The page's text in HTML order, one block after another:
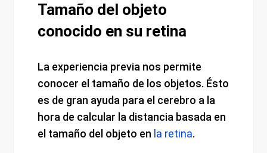
Tamaño del objeto
conocido en su retina
La experiencia previa nos permite
conocer el tamaño de los objetos. Ésto
es de gran ayuda para el cerebro a la
hora de calcular la distancia basada en
el tamaño del objeto en la retina.